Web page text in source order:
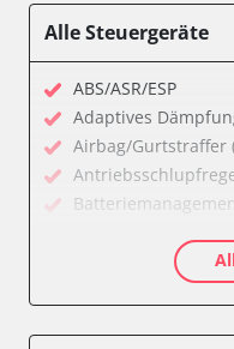
Alle Steuergeräte
ABS/ASR/ESP
Adaptives
Airbag/Gurtstraffer